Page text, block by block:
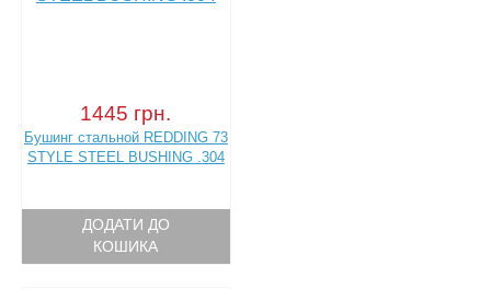
1445 грн.
Бушинг стальной REDDING 73
STYLE STEEL BUSHING .304
ДОДАТИ ДО
КОШИКА